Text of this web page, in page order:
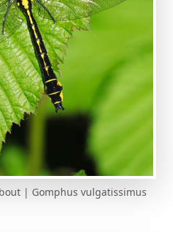
| Gomphus vulgatissimus